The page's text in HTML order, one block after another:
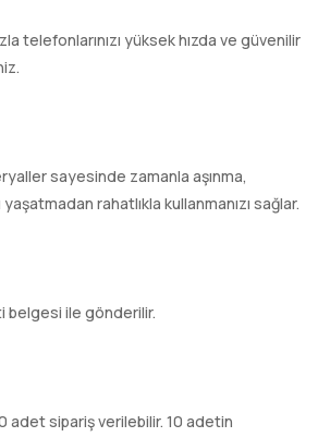
telefonlarınızı yüksek hızda ve güvenilir
sayesinde zamanla aşınma,
rahatlıkla kullanmanızı sağlar.
belgesi ile gönderilir.
adet sipariş verilebilir. 10 adetin